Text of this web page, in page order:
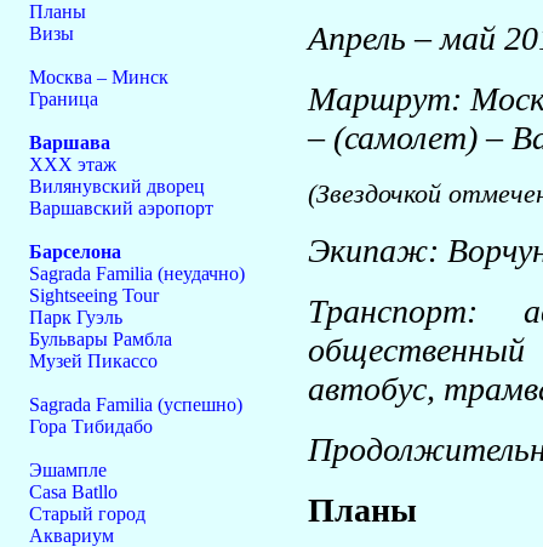
Планы
Визы
Москва – Минск
Граница
Варшава
XXX этаж
Вилянувский дворец
Варшавский аэропорт
Барселона
Sagrada Familia (неудачно)
Sightseeing Tour
Парк Гуэль
Бульвары Рамбла
Музей Пикассо
Sagrada Familia (успешно)
Гора Тибидабо
Эшампле
Casa Batllo
Старый город
Аквариум
Апрель – май
Маршрут:
– (самолет) –
(Звездочкой
Экипаж:
Транспорт:
автобус,
Планы